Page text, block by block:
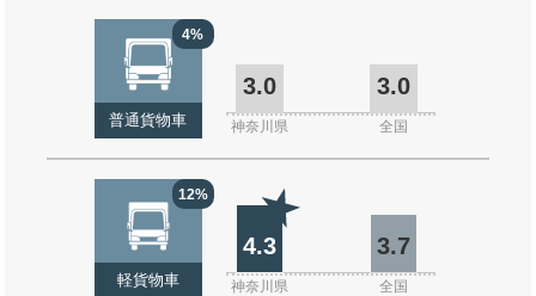
4%
普通貨物車
3.0 3.0
神奈川県 全国
12%
軽貨物車
4.3 3.7
神奈川県 全国